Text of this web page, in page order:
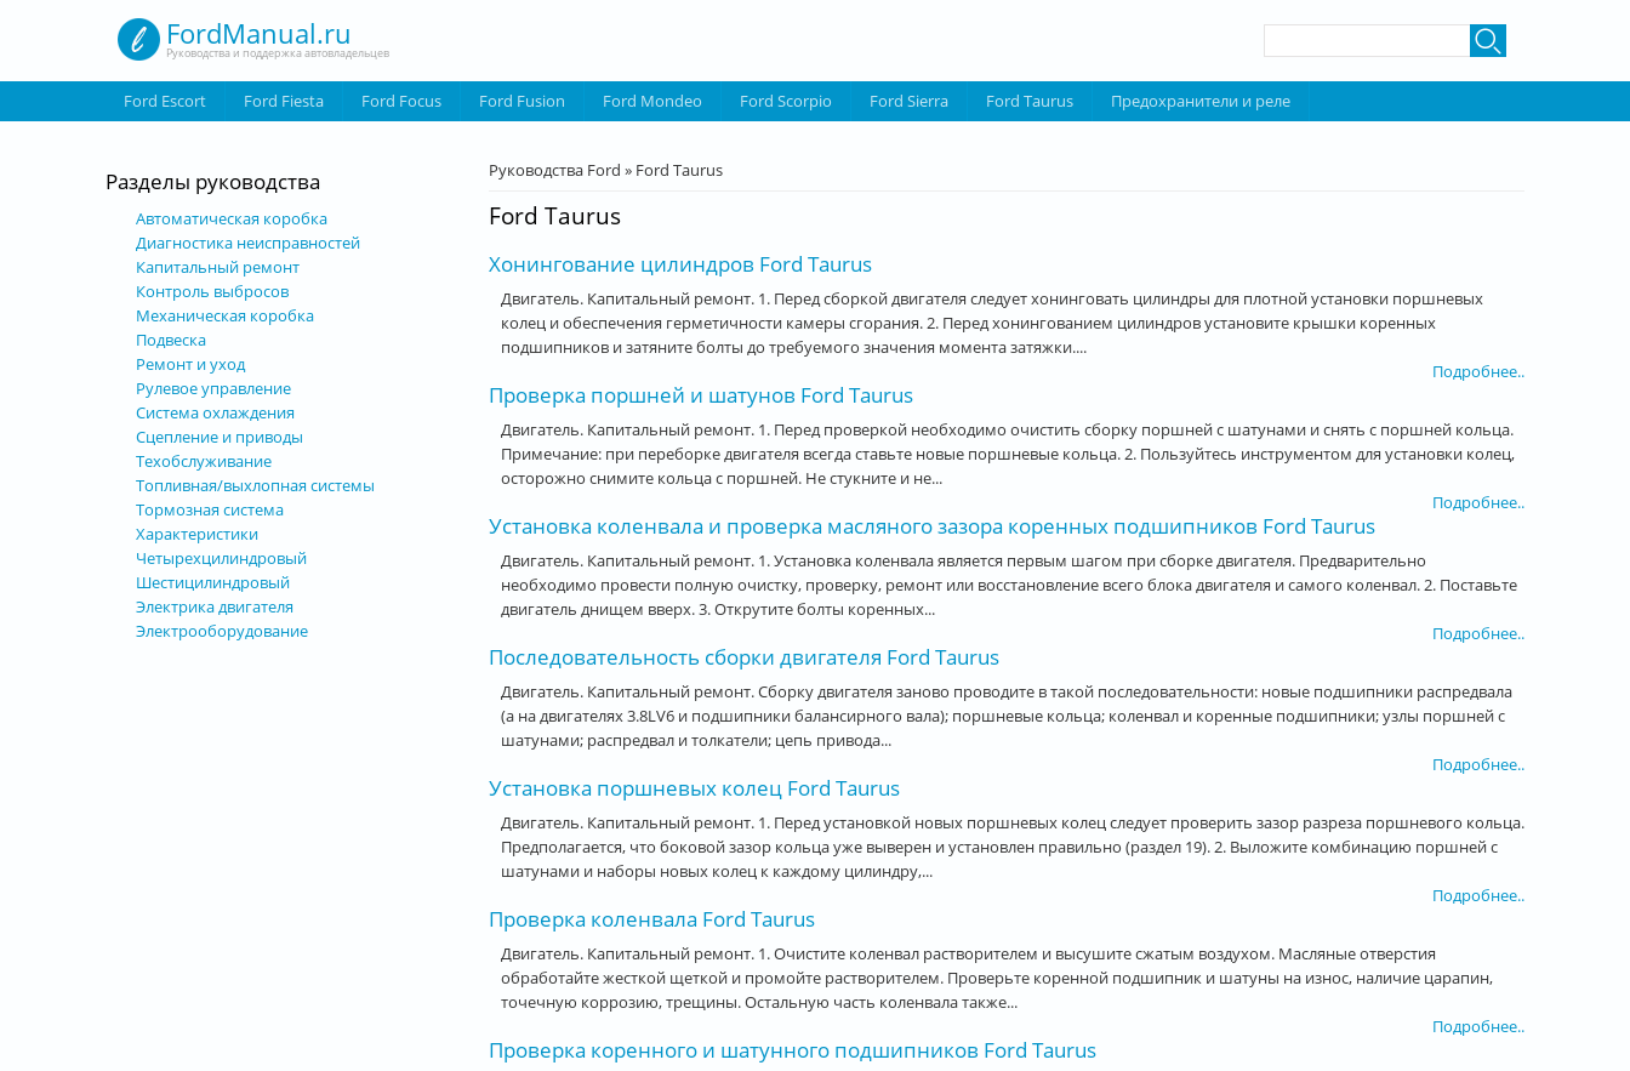
FordManual.ru
Руководства и поддержка автовладельцев
Ford Escort Ford Fiesta Ford Focus Ford Fusion Ford Mondeo Ford Scorpio Ford Sierra Ford Taurus Предохранители и реле
Вы здесь
Руководства Ford » Ford Taurus
Ford Taurus
Хонингование цилиндров Ford Taurus
Двигатель. Капитальный ремонт. 1. Перед сборкой двигателя следует хонинговать цилиндры для плотной установки поршневых
колец и обеспечения герметичности камеры сгорания. 2. Перед хонингованием цилиндров установите крышки коренных
подшипников и затяните болты до требуемого значения момента затяжки....
Подробнее..
Проверка поршней и шатунов Ford Taurus
Двигатель. Капитальный ремонт. 1. Перед проверкой необходимо очистить сборку поршней с шатунами и снять с поршней кольца.
Примечание: при переборке двигателя всегда ставьте новые поршневые кольца. 2. Пользуйтесь инструментом для установки колец,
осторожно снимите кольца с поршней. Не стукните и не...
Подробнее..
Установка коленвала и проверка масляного зазора коренных подшипников Ford Taurus
Двигатель. Капитальный ремонт. 1. Установка коленвала является первым шагом при сборке двигателя. Предварительно
необходимо провести полную очистку, проверку, ремонт или восстановление всего блока двигателя и самого коленвал. 2. Поставьте
двигатель днищем вверх. 3. Открутите болты коренных...
Подробнее..
Последовательность сборки двигателя Ford Taurus
Двигатель. Капитальный ремонт. Сборку двигателя заново проводите в такой последовательности: новые подшипники распредвала
(а на двигателях 3.8LV6 и подшипники балансирного вала); поршневые кольца; коленвал и коренные подшипники; узлы поршней с
шатунами; распредвал и толкатели; цепь привода...
Подробнее..
Установка поршневых колец Ford Taurus
Двигатель. Капитальный ремонт. 1. Перед установкой новых поршневых колец следует проверить зазор разреза поршневого кольца.
Предполагается, что боковой зазор кольца уже выверен и установлен правильно (раздел 19). 2. Выложите комбинацию поршней с
шатунами и наборы новых колец к каждому цилиндру,...
Подробнее..
Проверка коленвала Ford Taurus
Двигатель. Капитальный ремонт. 1. Очистите коленвал растворителем и высушите сжатым воздухом. Масляные отверстия
обработайте жесткой щеткой и промойте растворителем. Проверьте коренной подшипник и шатуны на износ, наличие царапин,
точечную коррозию, трещины. Остальную часть коленвала также...
Подробнее..
Проверка коренного и шатунного подшипников Ford Taurus
Разделы руководства
Автоматическая коробка
Диагностика неисправностей
Капитальный ремонт
Контроль выбросов
Механическая коробка
Подвеска
Ремонт и уход
Рулевое управление
Система охлаждения
Сцепление и приводы
Техобслуживание
Топливная/выхлопная системы
Тормозная система
Характеристики
Четырехцилиндровый
Шестицилиндровый
Электрика двигателя
Электрооборудование